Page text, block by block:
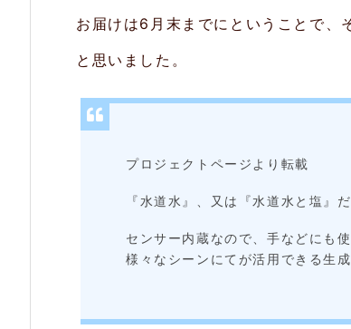
だ
2
類
の
亜
素
お届けは6月末までにということで、
と思いました。
プロジェクトページより転載
『水道水』、又は『水道水と塩』
センサー内蔵なので、手などにも
様々なシーンにてが活用できる生成